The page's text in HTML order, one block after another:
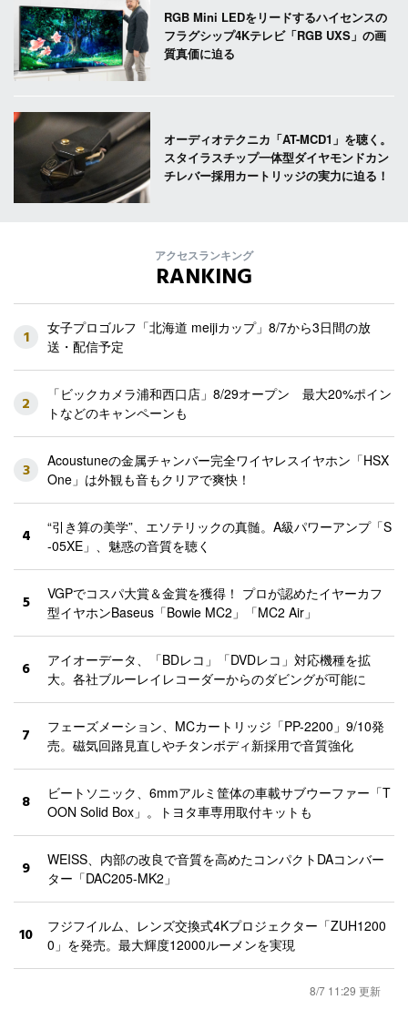
RGB Mini LEDをリードするハイセンスの
フラグシップ4Kテレビ「RGB UXS」の画
質真価に迫る
オーディオテクニカ「AT-MCD1」を聴く。
スタイラスチップ一体型ダイヤモンドカン
チレバー採用カートリッジの実力に迫る！
アクセスランキング
RANKING
1
女子プロゴルフ「北海道 meijiカップ」8/7から3日間の放
送・配信予定
2
「ビックカメラ浦和西口店」8/29オープン 最大20%ポイン
トなどのキャンペーンも
3
Acoustuneの金属チャンバー完全ワイヤレスイヤホン「HSX
One」は外観も音もクリアで爽快！
4
“引き算の美学”、エソテリックの真髄。A級パワーアンプ「S
-05XE」、魅惑の音質を聴く
5
VGPでコスパ大賞＆金賞を獲得！ プロが認めたイヤーカフ
型イヤホンBaseus「Bowie MC2」「MC2 Air」
6
アイオーデータ、「BDレコ」「DVDレコ」対応機種を拡
大。各社ブルーレイレコーダーからのダビングが可能に
7
フェーズメーション、MCカートリッジ「PP-2200」9/10発
売。磁気回路見直しやチタンボディ新採用で音質強化
8
ビートソニック、6mmアルミ筐体の車載サブウーファー「T
OON Solid Box」。トヨタ車専用取付キットも
9
WEISS、内部の改良で音質を高めたコンパクトDAコンバー
ター「DAC205-MK2」
10
フジフイルム、レンズ交換式4Kプロジェクター「ZUH1200
0」を発売。最大輝度12000ルーメンを実現
8/7 11:29 更新